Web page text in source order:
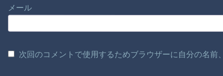
メール
次回のコメントで使用するためブラウザーに自分の名